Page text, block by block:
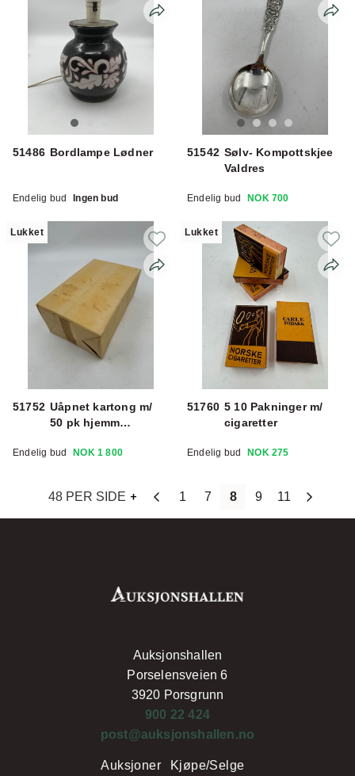
51486 Bordlampe Lødner
Endelig bud Ingen bud
51542 Sølv- Kompottskjee
Valdres
Endelig bud NOK 700
Lukket
51752 Uåpnet kartong m/
50 pk hjemm
tallet
Endelig bud NOK 1 800
Lukket
51760 5 10 Pakninger m/
cigaretter
Endelig bud NOK 275
48 PER SIDE 1 7 8 9 11
Auksjonshallen
Porselensveien 6
3920 Porsgrunn
900 22 424
post@auksjonshallen.no
Auksjoner Kjøpe/Selge